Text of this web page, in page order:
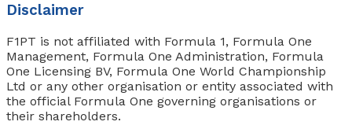
Disclaimer
F1PT is not affiliated with Formula 1, Formula One
Management, Formula One Administration, Formula
One Licensing BV, Formula One World Championship
Ltd or any other organisation or entity associated with
the official Formula One governing organisations or
their shareholders.